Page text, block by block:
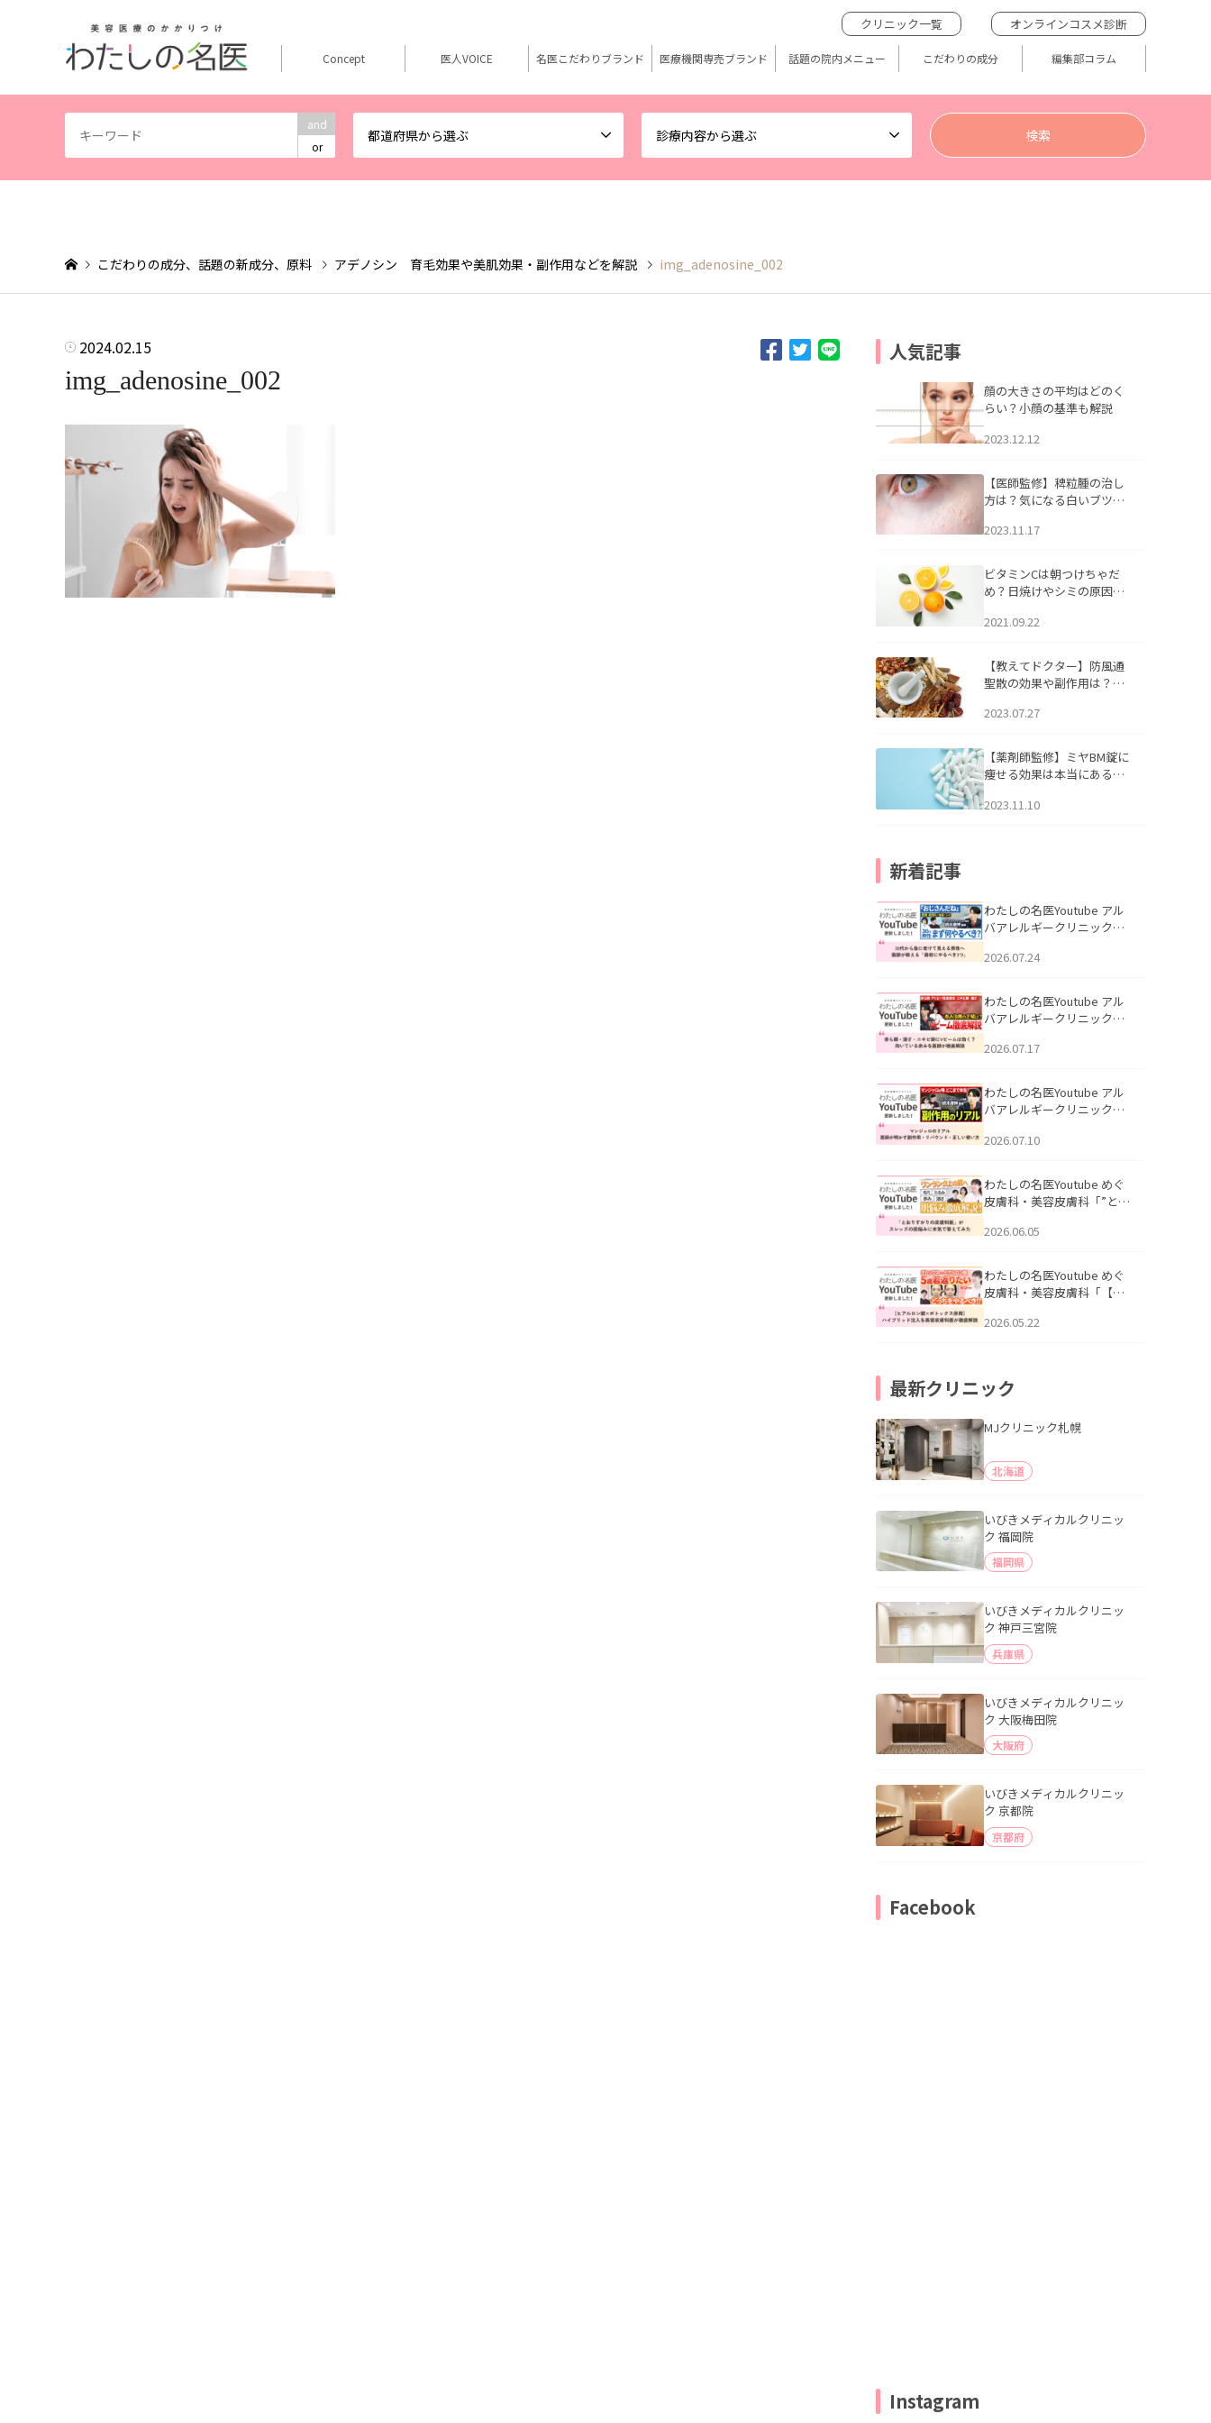
and
or
都道府県から選ぶ 診療内容から選ぶ
クリニック一覧 オンラインコスメ診断
Concept 医人VOICE 名医こだわりブランド 医療機関専売ブランド 話題の院内メニュー こだわりの成分 編集部コラム
こだわりの成分、話題の新成分、原料 アデノシン 育毛効果や美肌効果・副作用などを解説 img_adenosine_002
2024.02.15
img_adenosine_002
人気記事
顔の大きさの平均はどのく
らい？小顔の基準も解説
2023.12.12
【医師監修】稗粒腫の治し
方は？気になる白いブツブ
アについて
2023.11.17
ビタミンCは朝つけちゃだ
め？日焼けやシミの原因に
2021.09.22
【教えてドクター】防風通
聖散の効果や副作用は？長
2023.07.27
【薬剤師監修】ミヤBM錠に
痩せる効果は本当にある
2023.11.10
新着記事
わたしの名医Youtube アル
バアレルギークリニック札
える男性へ｜医師が教える
公開いたしました。
2026.07.24
わたしの名医Youtube アル
バアレルギークリニック札
跡にVビームは効く？向いて
説」を公開いたしました。
2026.07.17
わたしの名医Youtube アル
バアレルギークリニック札
医師が明かす副作用・リバ
公開いたしました。
2026.07.10
わたしの名医Youtube めぐ
皮膚科・美容皮膚科「”とお
ッズの肌悩みに本気で答え
た。
2026.06.05
わたしの名医Youtube めぐ
皮膚科・美容皮膚科「【ヒ
用】ハイブリッド注入を美
2026.05.22
最新クリニック
MJクリニック札幌
北海道
いびきメディカルクリニッ
ク 福岡院
福岡県
いびきメディカルクリニッ
ク 神戸三宮院
兵庫県
いびきメディカルクリニッ
ク 大阪梅田院
大阪府
いびきメディカルクリニッ
ク 京都院
京都府
Facebook
Instagram